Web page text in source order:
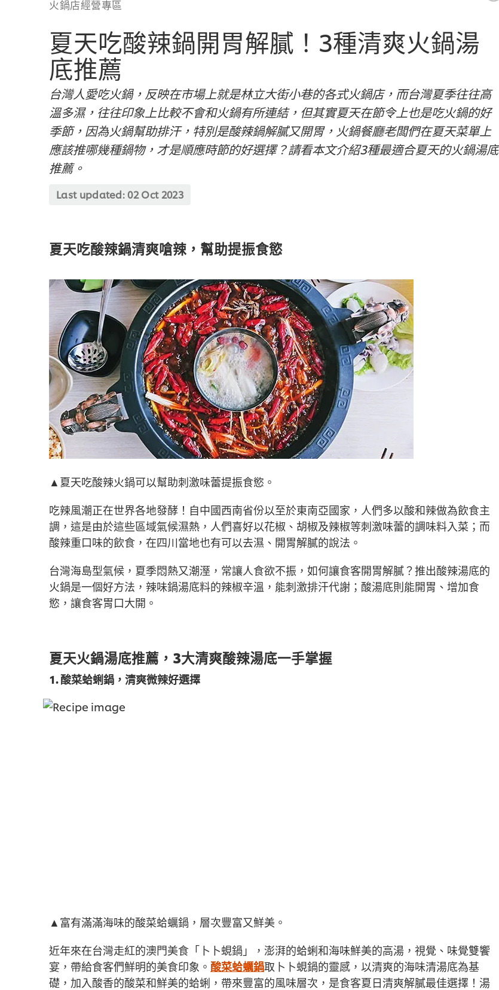
火鍋店經營專區
夏天吃酸辣鍋開胃解膩！3種清爽火鍋湯
底推薦
台灣人愛吃火鍋，反映在市場上就是林立大街小巷的各式火鍋店，而台灣夏季往往高
溫多濕，往往印象上比較不會和火鍋有所連結，但其實夏天在節令上也是吃火鍋的好
季節，因為火鍋幫助排汗，特別是酸辣鍋解膩又開胃，火鍋餐廳老闆們在夏天菜單上
應該推哪幾種鍋物，才是順應時節的好選擇？請看本文介紹3種最適合夏天的火鍋湯底
推薦。
Last updated:02 Oct 2023
夏天吃酸辣鍋清爽嗆辣，幫助提振食慾
▲夏天吃酸辣火鍋可以幫助刺激味蕾提振食慾。
吃辣風潮正在世界各地發酵！自中國西南省份以至於東南亞國家，人們多以酸和辣做為飲食主
調，這是由於這些區域氣候濕熱，人們喜好以花椒、胡椒及辣椒等刺激味蕾的調味料入菜；而
酸辣重口味的飲食，在四川當地也有可以去濕、開胃解膩的說法。
台灣海島型氣候，夏季悶熱又潮溼，常讓人食欲不振，如何讓食客開胃解膩？推出酸辣湯底的
火鍋是一個好方法，辣味鍋湯底料的辣椒辛溫，能刺激排汗代謝；酸湯底則能開胃、增加食
慾，讓食客胃口大開。
夏天火鍋湯底推薦，3大清爽酸辣湯底一手掌握
1. 酸菜蛤蜊鍋，清爽微辣好選擇
▲富有滿滿海味的酸菜蛤蠣鍋，層次豐富又鮮美。
近年來在台灣走紅的澳門美食「卜卜蜆鍋」，澎湃的蛤蜊和海味鮮美的高湯，視覺、味覺雙饗
宴，帶給食客們鮮明的美食印象。 酸菜蛤蠣鍋取卜卜蜆鍋的靈感，以清爽的海味清湯底為基
礎，加入酸香的酸菜和鮮美的蛤蜊，帶來豐富的風味層次，是食客夏日清爽解膩最佳選擇！湯